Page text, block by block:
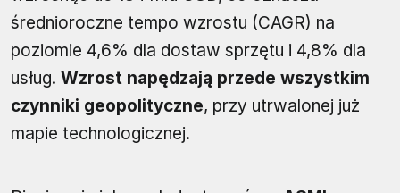
średnioroczne tempo wzrostu (CAGR) na
poziomie 4,6% dla dostaw sprzętu i 4,8% dla
usług. Wzrost napędzają przede wszystkim
czynniki geopolityczne, przy utrwalonej już
mapie technologicznej.